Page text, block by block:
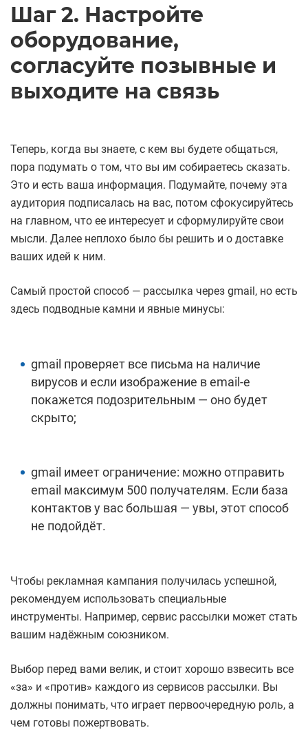
Шаг 2. Настройте
оборудование,
согласуйте позывные и
выходите на связь
Теперь, когда вы знаете, с кем вы будете общаться,
пора подумать о том, что вы им собираетесь сказать.
Это и есть ваша информация. Подумайте, почему эта
аудитория подписалась на вас, потом сфокусируйтесь
на главном, что ее интересует и сформулируйте свои
мысли. Далее неплохо было бы решить и о доставке
ваших идей к ним.
Самый простой способ — рассылка через gmail, но есть
здесь подводные камни и явные минусы:
gmail проверяет все письма на наличие
вирусов и если изображение в email-е
покажется подозрительным — оно будет
скрыто;
gmail имеет ограничение: можно отправить
email максимум 500 получателям. Если база
контактов у вас большая — увы, этот способ
не подойдёт.
Чтобы рекламная кампания получилась успешной,
рекомендуем использовать специальные
инструменты. Например, сервис рассылки может стать
вашим надёжным союзником.
Выбор перед вами велик, и стоит хорошо взвесить все
«за» и «против» каждого из сервисов рассылки. Вы
должны понимать, что играет первоочередную роль, а
чем готовы пожертвовать.